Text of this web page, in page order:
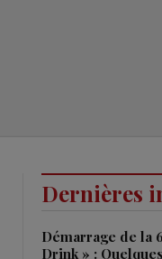
Dernières
Démarrage de la
Drink » :